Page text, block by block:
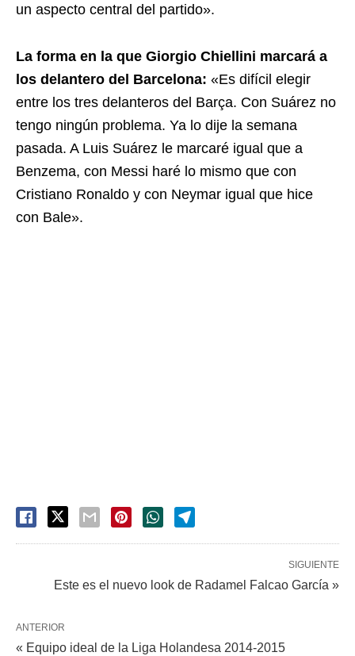
un aspecto central del partido».
La forma en la que Giorgio Chiellini marcará a
los delantero del Barcelona: «Es difícil elegir
entre los tres delanteros del Barça. Con Suárez no
tengo ningún problema. Ya lo dije la semana
pasada. A Luis Suárez le marcaré igual que a
Benzema, con Messi haré lo mismo que con
Cristiano Ronaldo y con Neymar igual que hice
con Bale».
SIGUIENTE
Este es el nuevo look de Radamel Falcao García »
ANTERIOR
« Equipo ideal de la Liga Holandesa 2014-2015